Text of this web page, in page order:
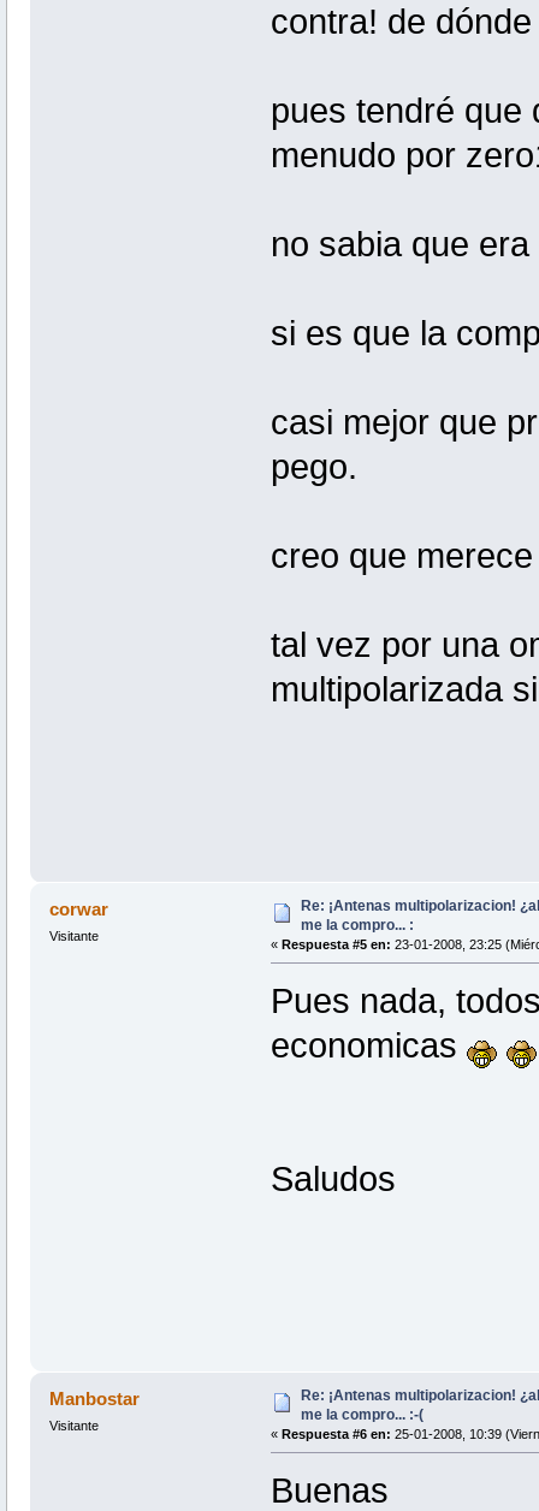
contra! de
pues tendré que
menudo por
no sabia que
si es que la
casi mejor que
pego.
creo que
tal vez por una
multipolarizada
corwar
Visitante
Re: ¡Antenas multipolarizacion!
me la compro... :
« Respuesta #5 en: 23-01-2008, 23:25
Pues nada,
economicas
Saludos
Manbostar
Visitante
Re: ¡Antenas multipolarizacion!
me la compro... :-(
« Respuesta #6 en: 25-01-2008, 10:39
Buenas